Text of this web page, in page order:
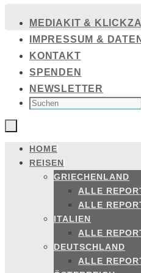
Inhalt
springen
MEDIAKIT &
IMPRESSUM &
KONTAKT
SPENDEN
NEWSLETTER
SUCHEN
NACH:
Zum
Inhalt
springen
HOME
REISEN
GRIECHENLAND
ALLE
ALLE
ITALIEN
ALLE
DEUTSCHLAND
ALLE